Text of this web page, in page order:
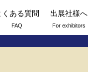
くある質問
FAQ
出展社様へ
For exhibitors